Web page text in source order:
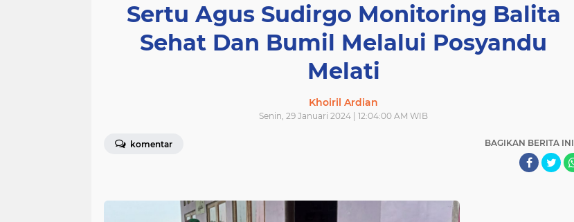
Sertu Agus Sudirgo Monitoring Balita
Sehat Dan Bumil Melalui Posyandu
Melati
Khoiril Ardian
Senin, 29 Januari 2024 | 12:04:00 AM WIB
komentar BAGIKAN BERITA INI